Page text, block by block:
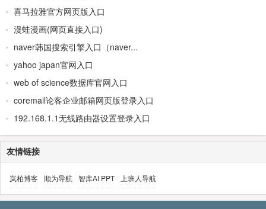
喜马拉雅官方网页版入口
漫蛙漫画(网页直接入口)
naver韩国搜索引擎入口（naver...
yahoo japan官网入口
web of science数据库官网入口
coremail论客企业邮箱网页版登录入口
192.168.1.1无线路由器设置登录入口
友情链接
岚柏博客 顺为导航 智库AI PPT 上班人导航